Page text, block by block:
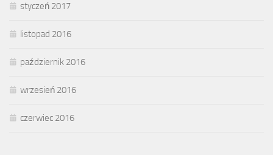
styczeń 2017
listopad 2016
październik 2016
wrzesień 2016
czerwiec 2016